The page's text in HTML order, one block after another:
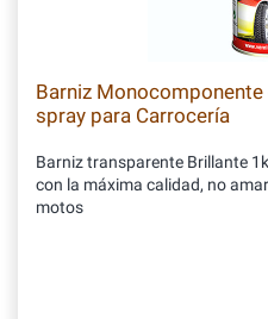
Barniz
spray para Carrocería
Barniz transparente Brillante
con la máxima calidad, no
motos